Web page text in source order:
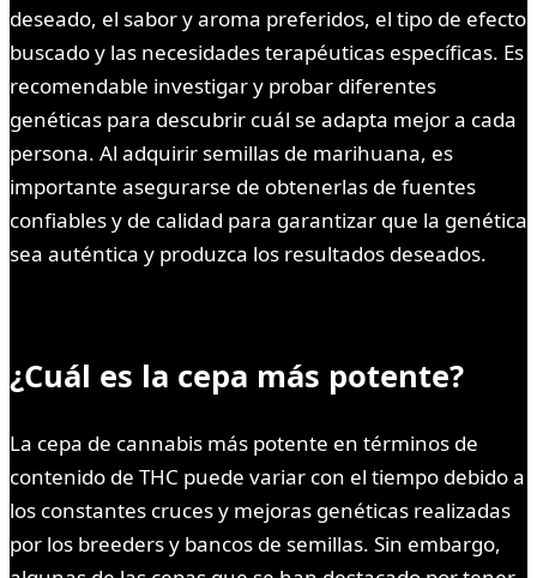
deseado, el sabor y aroma preferidos, el tipo de efecto
buscado y las necesidades terapéuticas específicas. Es
recomendable investigar y probar diferentes
genéticas para descubrir cuál se adapta mejor a cada
persona. Al adquirir semillas de marihuana, es
importante asegurarse de obtenerlas de fuentes
confiables y de calidad para garantizar que la genética
sea auténtica y produzca los resultados deseados.
¿Cuál es la cepa más potente?
La cepa de cannabis más potente en términos de
contenido de THC puede variar con el tiempo debido a
los constantes cruces y mejoras genéticas realizadas
por los breeders y bancos de semillas. Sin embargo,